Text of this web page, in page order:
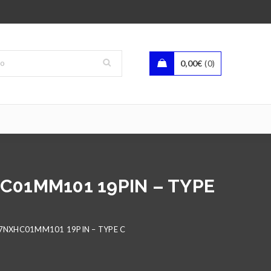
0,00€ 0
19PIN – TYPE
19PIN – TYPE C